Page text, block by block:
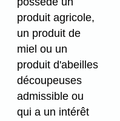
produit agricole,
un produit de
miel ou un
produit d'abeilles
découpeuses
admissible ou
qui a un intérêt